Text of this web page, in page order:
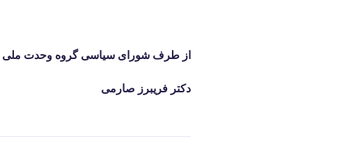
از طرف شورای سیاسی گروه وحدت ملی
دکتر فریبرز صارمی